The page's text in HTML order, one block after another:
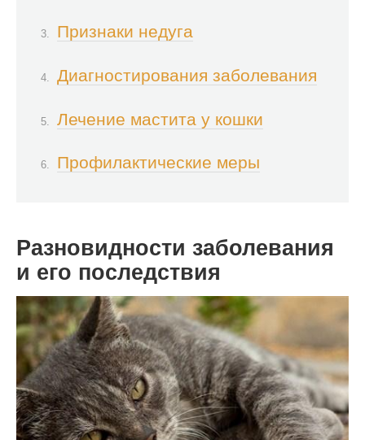
Признаки недуга
Диагностирования заболевания
Лечение мастита у кошки
Профилактические меры
Разновидности заболевания
и его последствия